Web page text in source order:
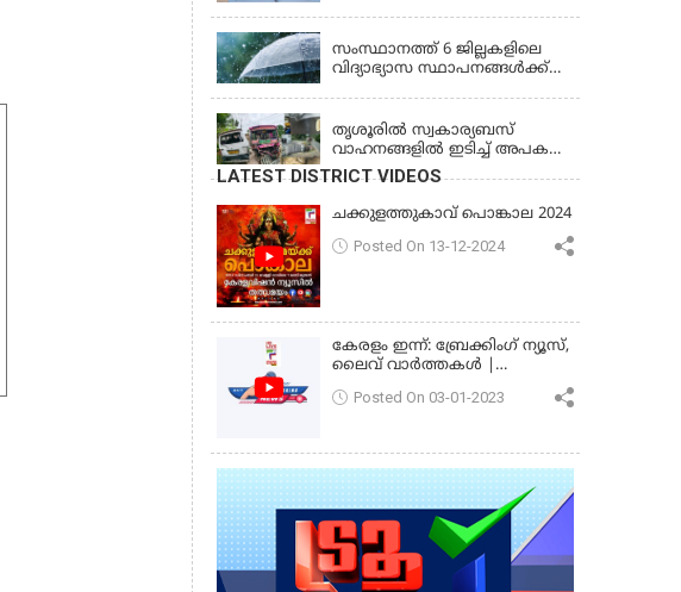
സംസ്ഥാനത്ത് 6 ജില്ലകളിലെ
വിദ്യാഭ്യാസ സ്ഥാപനങ്ങൾക്ക്
തൃശൂരിൽ സ്വകാര്യബസ്
വാഹനങ്ങളില്‍ ഇടിച്ച് അപകടം:
18കാരി ഉൾപ്പെടെ രണ്ട് മരണം,
പത്തോളം പേർക്ക് പരിക്ക്
LATEST DISTRICT VIDEOS
ചക്കുളത്തുകാവ് പൊങ്കാല 2024
Posted On 13-12-2024
കേരളം ഇന്ന്: ബ്രേക്കിംഗ് ന്യൂസ്,
ലൈവ് വാർത്തകൾ |
Posted On 03-01-2023